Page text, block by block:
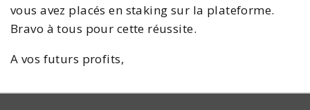
vous avez placés en staking sur la plateforme.
Bravo à tous pour cette réussite.
A vos futurs profits,